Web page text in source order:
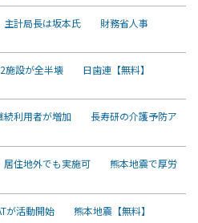
主計局長は坂本氏 財務省人事
施設が全半壊 日歯連【無料】
続利用者が増加 長寿研の介護予防ア
居住地外でも実施可 熊本地震で厚労
が活動開始 熊本地震【無料】